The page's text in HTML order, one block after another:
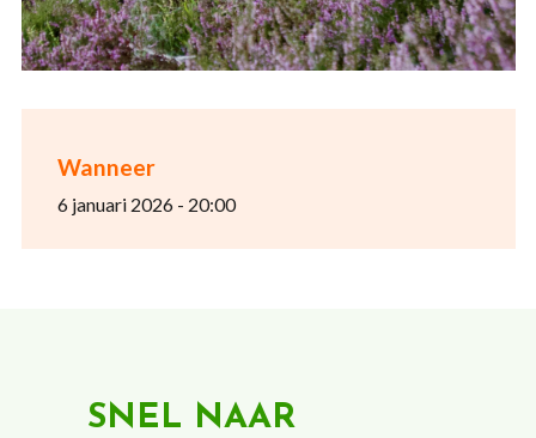
Wanneer
6 januari 2026 - 20:00
SNEL NAAR